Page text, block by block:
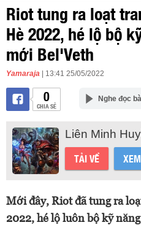
Riot tung ra loạt
Hè 2022, hé lộ bộ
mới Bel'Veth
Yamaraja | 13:41 25/05/2022
0
CHIA SẺ
Nghe đọc
Liên Minh
TẢI VỀ
Mới đây, Riot đã tung ra
2022, hé lộ luôn bộ kỹ